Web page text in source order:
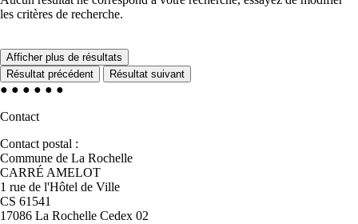
les critères de recherche.
Afficher plus de résultats
Résultat précédent
Résultat suivant
● ● ● ● ● ●
Contact
Contact postal :
Commune de La Rochelle
CARRÉ AMELOT
1 rue de l'Hôtel de Ville
CS 61541
17086 La Rochelle Cedex 02